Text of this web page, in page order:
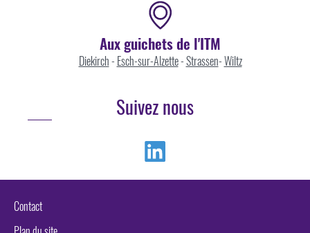
Aux guichets de l'ITM
Diekirch- Esch-sur-Alzette-Strassen-Wiltz
Suivez nous
Contact